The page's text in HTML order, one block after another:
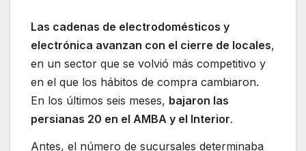
Las cadenas de electrodomésticos y
electrónica avanzan con el cierre de locales,
en un sector que se volvió más competitivo y
en el que los hábitos de compra cambiaron.
En los últimos seis meses, bajaron las
persianas 20 en el AMBA y el Interior.
Antes, el número de sucursales determinaba